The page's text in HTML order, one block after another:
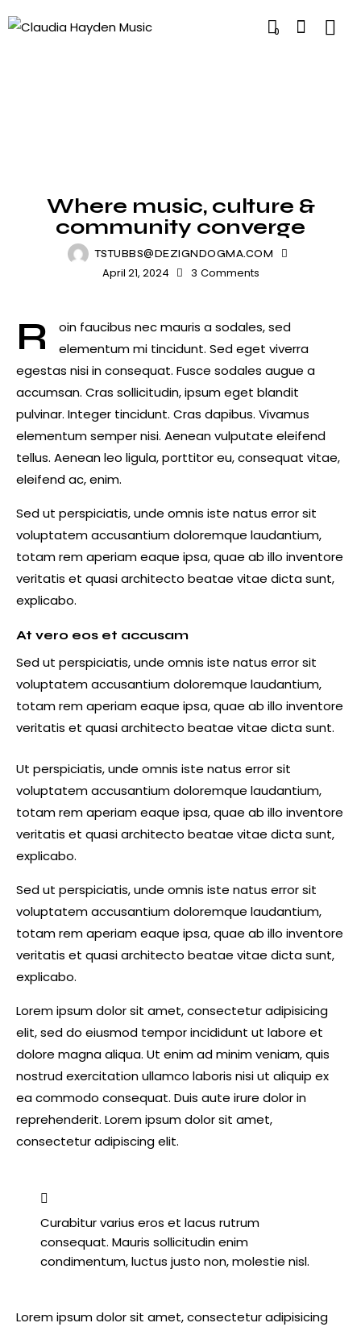
0
Where music, culture &
community converge
TSTUBBS@DEZIGNDOGMA.COM
April 21, 2024 3 Comments
R
oin faucibus nec mauris a sodales, sed
elementum mi tincidunt. Sed eget viverra
egestas nisi in consequat. Fusce sodales augue a
accumsan. Cras sollicitudin, ipsum eget blandit
pulvinar. Integer tincidunt. Cras dapibus. Vivamus
elementum semper nisi. Aenean vulputate eleifend
tellus. Aenean leo ligula, porttitor eu, consequat vitae,
eleifend ac, enim.
Sed ut perspiciatis, unde omnis iste natus error sit
voluptatem accusantium doloremque laudantium,
totam rem aperiam eaque ipsa, quae ab illo inventore
veritatis et quasi architecto beatae vitae dicta sunt,
explicabo.
At vero eos et accusam
Sed ut perspiciatis, unde omnis iste natus error sit
voluptatem accusantium doloremque laudantium,
totam rem aperiam eaque ipsa, quae ab illo inventore
veritatis et quasi architecto beatae vitae dicta sunt.
Ut perspiciatis, unde omnis iste natus error sit
voluptatem accusantium doloremque laudantium,
totam rem aperiam eaque ipsa, quae ab illo inventore
veritatis et quasi architecto beatae vitae dicta sunt,
explicabo.
Sed ut perspiciatis, unde omnis iste natus error sit
voluptatem accusantium doloremque laudantium,
totam rem aperiam eaque ipsa, quae ab illo inventore
veritatis et quasi architecto beatae vitae dicta sunt,
explicabo.
Lorem ipsum dolor sit amet, consectetur adipisicing
elit, sed do eiusmod tempor incididunt ut labore et
dolore magna aliqua. Ut enim ad minim veniam, quis
nostrud exercitation ullamco laboris nisi ut aliquip ex
ea commodo consequat. Duis aute irure dolor in
reprehenderit. Lorem ipsum dolor sit amet,
consectetur adipiscing elit.
Curabitur varius eros et lacus rutrum
consequat. Mauris sollicitudin enim
condimentum, luctus justo non, molestie nisl.
Lorem ipsum dolor sit amet, consectetur adipisicing